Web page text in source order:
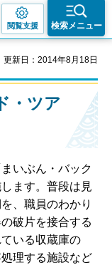
閲覧支援 検索メニュー
更新日：2014年8月18日
・ツア
いぶん・バック
ます。普段は見
、職員のわかり
破片を接合する
いる収蔵庫の
理する施設など